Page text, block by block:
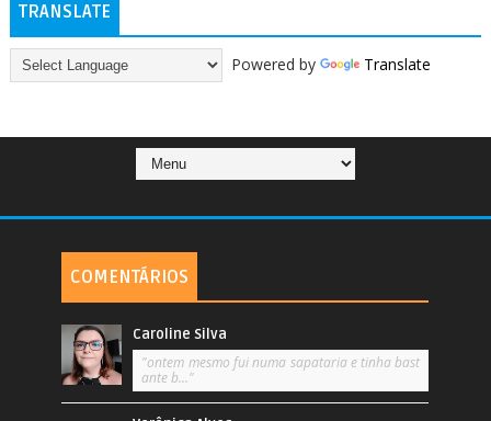
TRANSLATE
Powered by Translate
COMENTÁRIOS
Caroline Silva
"ontem mesmo fui numa sapataria e tinha bast
ante b..."